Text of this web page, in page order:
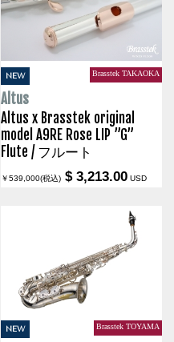
NEW Brasstek TAKAOKA
Altus
Altus x Brasstek original
model A9RE Rose LIP ”G”
Flute / フルート
￥539,000(税込) $ 3,213.00USD
NEW Brasstek TOYAMA